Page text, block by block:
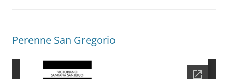
Perenne San Gregorio